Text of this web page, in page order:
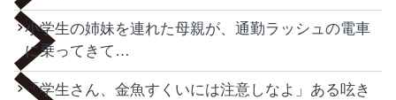
小学生の姉妹を連れた母親が、通勤ラッシュの電車
に乗ってきて…
「学生さん、金魚すくいには注意しなよ」ある呟き